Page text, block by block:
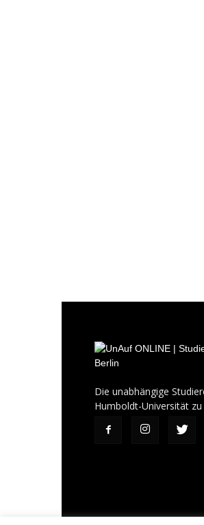
Die unabhängige
Humboldt-Universität zu